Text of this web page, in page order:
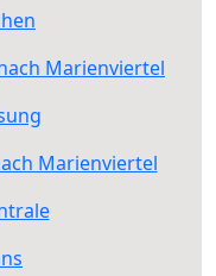
Marienviertel
Marienviertel